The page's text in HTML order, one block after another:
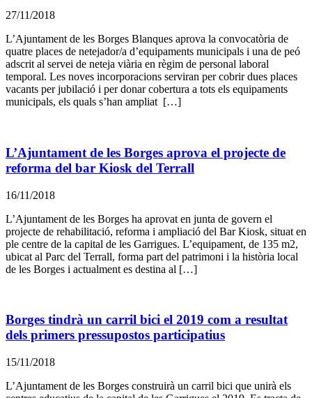
27/11/2018
L’Ajuntament de les Borges Blanques aprova la convocatòria de
quatre places de netejador/a d’equipaments municipals i una de peó
adscrit al servei de neteja viària en règim de personal laboral
temporal. Les noves incorporacions serviran per cobrir dues places
vacants per jubilació i per donar cobertura a tots els equipaments
municipals, els quals s’han ampliat […]
L’Ajuntament de les Borges aprova el projecte de
reforma del bar Kiosk del Terrall
16/11/2018
L’Ajuntament de les Borges ha aprovat en junta de govern el
projecte de rehabilitació, reforma i ampliació del Bar Kiosk, situat en
ple centre de la capital de les Garrigues. L’equipament, de 135 m2,
ubicat al Parc del Terrall, forma part del patrimoni i la història local
de les Borges i actualment es destina al […]
Borges tindrà un carril bici el 2019 com a resultat
dels primers pressupostos participatius
15/11/2018
L’Ajuntament de les Borges construirà un carril bici que unirà els